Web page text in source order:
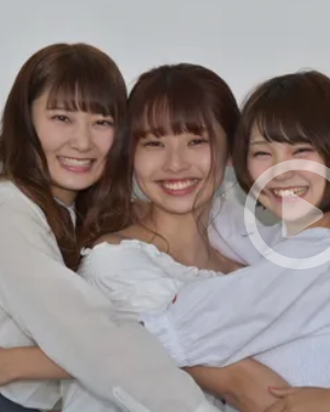
テクノロジー・ガジェット
映像・映画
ビジネス・起業
まちづくり・地域活性化